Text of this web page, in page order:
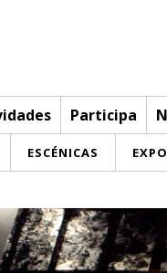
Participa
ESCÉNICAS